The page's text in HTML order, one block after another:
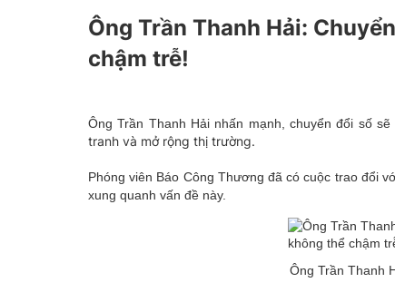
Tin quốc tế
Ông Trần Thanh Hải:
chậm trễ!
Ông Trần Thanh Hải nhấn mạnh, chuyển đổi số
tranh và mở rộng thị trường.
Phóng viên Báo Công Thương đã có cuộc trao đổi
xung quanh vấn đề này.
Ông Trần Thanh